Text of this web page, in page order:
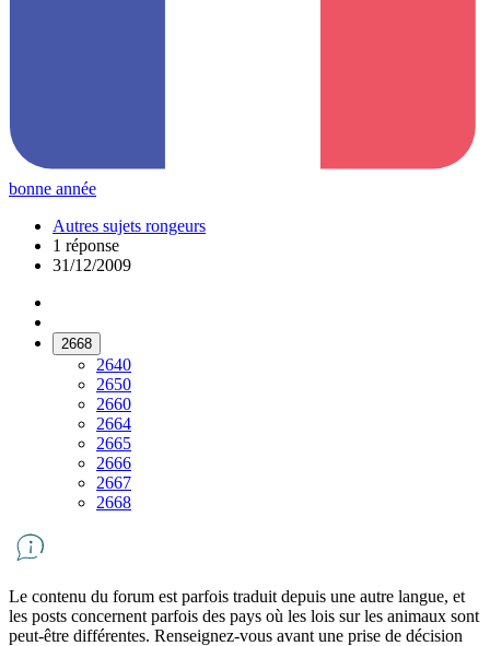
bonne année
Autres sujets rongeurs
1 réponse
31/12/2009
2668
2640
2650
2660
2664
2665
2666
2667
2668
Le contenu du forum est parfois traduit depuis une autre langue, et
les posts concernent parfois des pays où les lois sur les animaux sont
peut-être différentes. Renseignez-vous avant une prise de décision